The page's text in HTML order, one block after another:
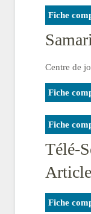
Fiche
Centre de
Fiche
Fiche
Télé-
Fiche